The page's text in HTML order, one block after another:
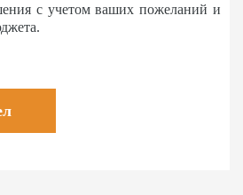
с учетом ваших пожеланий и